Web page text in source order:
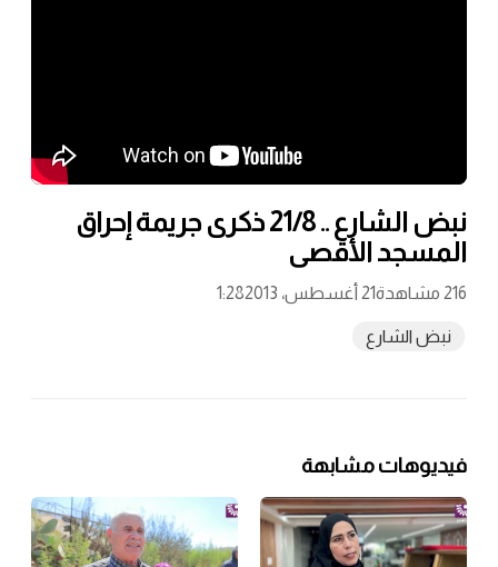
نبض الشارع .. 21/8 ذكرى جريمة إحراق
المسجد الأقصى
216 مشاهدة 21 أغسطس، 2013 1:28
نبض الشارع
فيديوهات مشابهة